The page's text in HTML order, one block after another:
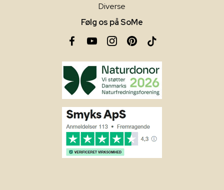
Diverse
Følg os på SoMe